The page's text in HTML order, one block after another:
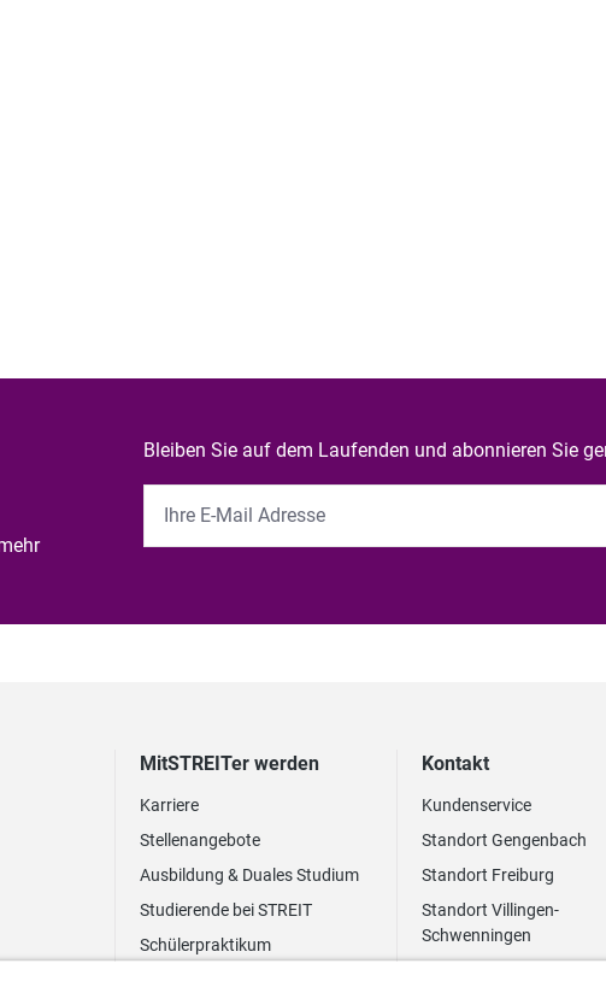
Bleiben Sie auf dem Laufenden und abonnieren Sie
MitSTREITer werden
Karriere
Stellenangebote
Ausbildung & Duales Studium
Studierende bei STREIT
Schülerpraktikum
Kontakt
Kundenservice
Standort Gengenbach
Standort Freiburg
Standort Villingen-
Schwenningen